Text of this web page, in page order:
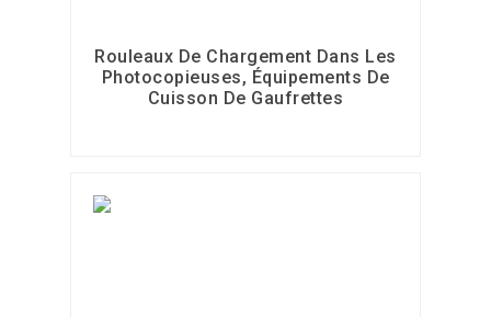
Rouleaux De Chargement Dans Les
Photocopieuses, Équipements De
Cuisson De Gaufrettes